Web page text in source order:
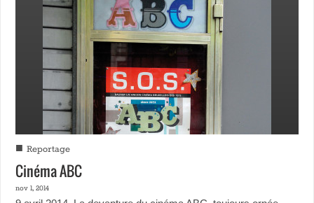
■ Reportage
Cinéma ABC
nov 1, 2014